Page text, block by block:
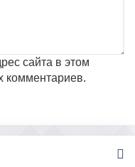
сайта в этом
комментариев.